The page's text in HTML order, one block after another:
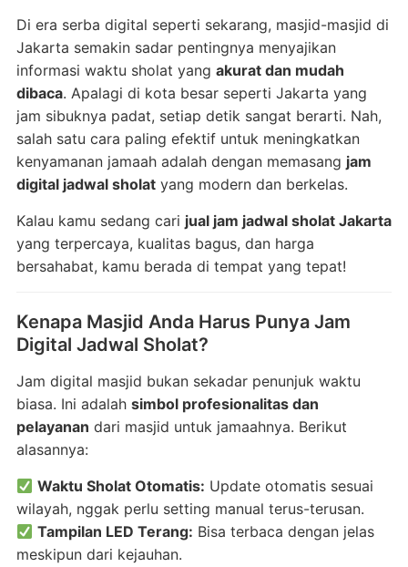
Di era serba digital seperti sekarang, masjid-masjid di
Jakarta semakin sadar pentingnya menyajikan
informasi waktu sholat yang akurat dan mudah
dibaca. Apalagi di kota besar seperti Jakarta yang
jam sibuknya padat, setiap detik sangat berarti. Nah,
salah satu cara paling efektif untuk meningkatkan
kenyamanan jamaah adalah dengan memasang jam
digital jadwal sholat yang modern dan berkelas.
Kalau kamu sedang cari jual jam jadwal sholat Jakarta
yang terpercaya, kualitas bagus, dan harga
bersahabat, kamu berada di tempat yang tepat!
Kenapa Masjid Anda Harus Punya Jam
Digital Jadwal Sholat?
Jam digital masjid bukan sekadar penunjuk waktu
biasa. Ini adalah simbol profesionalitas dan
pelayanan dari masjid untuk jamaahnya. Berikut
alasannya:
WaktuSholatOtomatis: Updateotomatis sesuai
wilayah, nggak perlu setting manual terus-terusan.
Tampilan LEDTerang: Bisaterbacadengan jelas
meskipun dari kejauhan.